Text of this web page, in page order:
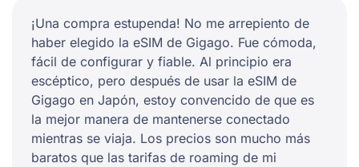
¡Una compra estupenda! No me arrepiento de
haber elegido la eSIM de Gigago. Fue cómoda,
fácil de configurar y fiable. Al principio era
escéptico, pero después de usar la eSIM de
Gigago en Japón, estoy convencido de que es
la mejor manera de mantenerse conectado
mientras se viaja. Los precios son mucho más
baratos que las tarifas de roaming de mi